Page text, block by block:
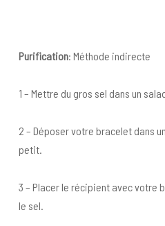
Purification: Méthode indirecte
1 – Mettre du gros sel dans un
2 – Déposer votre bracelet dans
petit.
3 – Placer le récipient avec votre
le sel.